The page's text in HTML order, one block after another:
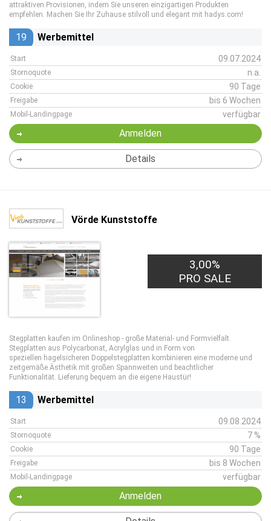
attraktiven Provisionen, indem Sie unseren einzigartigen Produkten
empfehlen. Machen Sie Ihr Zuhause stilvoll und elegant mit hadys.com!
19 Werbemittel
Start 09.07.2024
Stornoquote n.a.
Cookie 90 Tage
Freigabe bis 6 Wochen
Mobil-Landingpage verfügbar
Anmelden
Details
Vörde Kunststoffe
3,00%
PRO SALE
Stegplatten kaufen im Onlineshop - große Material- und Formvielfalt.
Stegplatten aus Polycarbonat, Acrylglas und in Form von
speziellen hagelsicheren Doppelstegplatten kombinieren eine moderne und
zeitgemäße Ästhetik mit großen Spannweiten und beachtlicher
Funktionalität. Lieferung bequem an die eigene Haustür!
13 Werbemittel
Start 09.08.2024
Stornoquote 7 %
Cookie 90 Tage
Freigabe bis 8 Wochen
Mobil-Landingpage verfügbar
Anmelden